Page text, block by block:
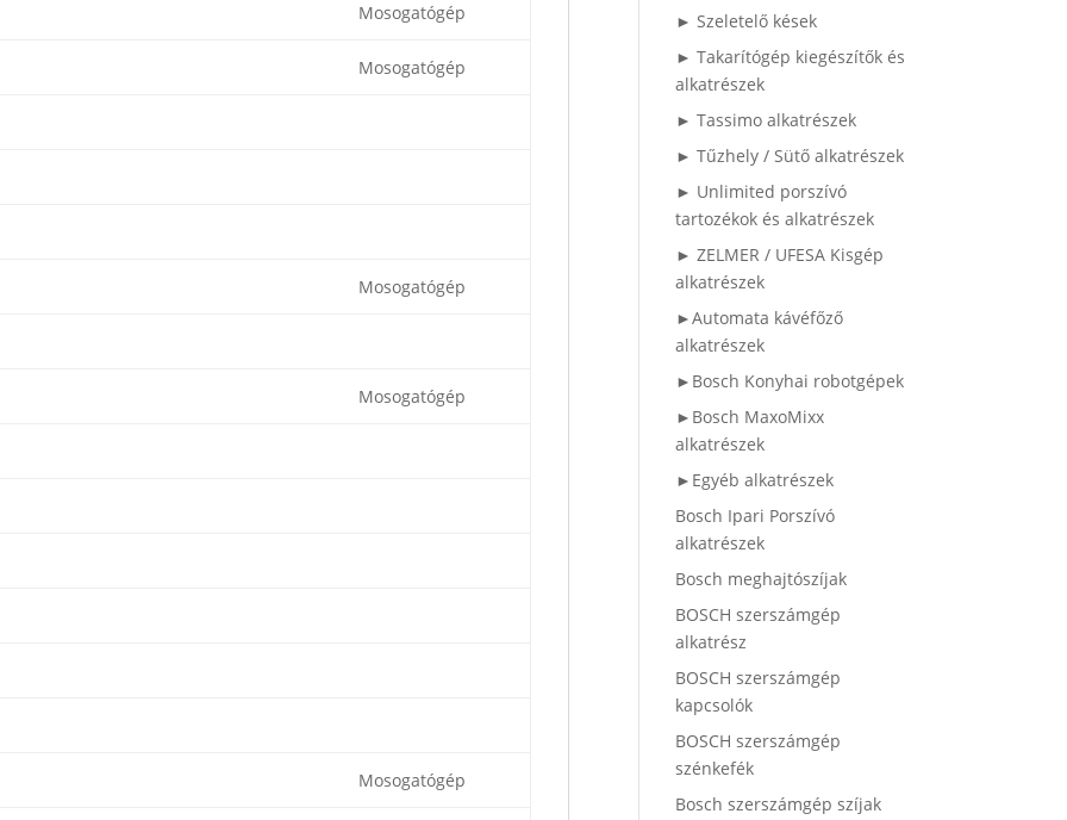
Mosogatógép
Mosogatógép
Mosogatógép
Mosogatógép
Mosogatógép
► Szeletelő kések
► Takarítógép kiegészítők és
alkatrészek
► Tassimo alkatrészek
► Tűzhely / Sütő alkatrészek
► Unlimited porszívó
tartozékok és alkatrészek
► ZELMER / UFESA Kisgép
alkatrészek
►Automata kávéfőző
alkatrészek
►Bosch Konyhai robotgépek
►Bosch MaxoMixx
alkatrészek
►Egyéb alkatrészek
Bosch Ipari Porszívó
alkatrészek
Bosch meghajtószíjak
BOSCH szerszámgép
alkatrész
BOSCH szerszámgép
kapcsolók
BOSCH szerszámgép
szénkefék
Bosch szerszámgép szíjak